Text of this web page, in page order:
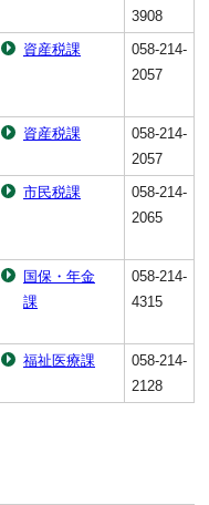
3908
資産税課
058-214-
2057
資産税課
058-214-
2057
市民税課
058-214-
2065
国保・年金
課
058-214-
4315
福祉医療課
058-214-
2128